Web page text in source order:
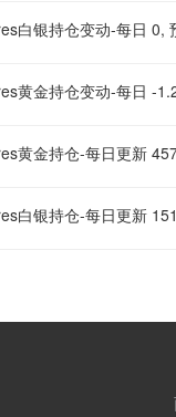
白银持仓变动-每日 0,
黄金持仓变动-每日 -
黄金持仓-每日更新
白银持仓-每日更新